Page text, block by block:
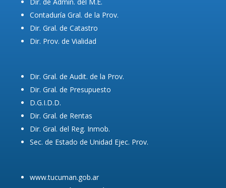
Contaduría Gral. de la Prov.
Dir. Gral. de Catastro
Dir. Prov. de Vialidad
Dir. Gral. de Audit. de la Prov.
Dir. Gral. de Presupuesto
D.G.I.D.D.
Dir. Gral. de Rentas
Dir. Gral. del Reg. Inmob.
Sec. de Estado de Unidad Ejec. Prov.
www.tucuman.gob.ar